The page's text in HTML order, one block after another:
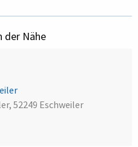
der Nähe
52249 Eschweiler